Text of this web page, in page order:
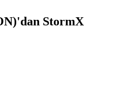
StormX